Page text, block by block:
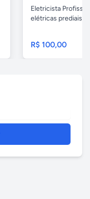
Eletricista
elétricas prediais e
R$ 100,00